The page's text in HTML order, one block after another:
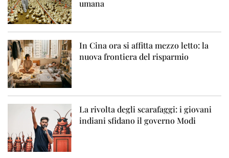
umana
In Cina ora si affitta mezzo letto: la
nuova frontiera del risparmio
La rivolta degli scarafaggi: i giovani
indiani sfidano il governo Modi